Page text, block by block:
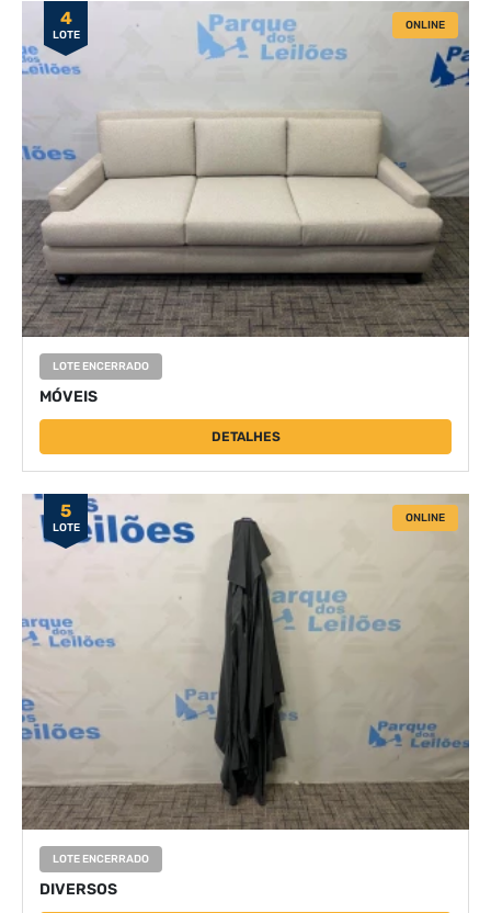
4
LOTE
ONLINE
LOTE ENCERRADO
MÓVEIS
DETALHES
5
LOTE
ONLINE
LOTE ENCERRADO
DIVERSOS